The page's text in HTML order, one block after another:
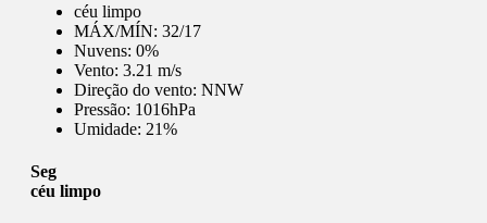
céu limpo
MÁX/MÍN: 32/17
Nuvens: 0%
Vento: 3.21 m/s
Direção do vento: NNW
Pressão: 1016hPa
Umidade: 21%
Seg
céu limpo